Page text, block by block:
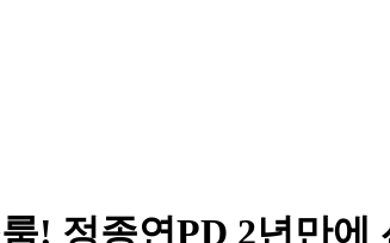
! 정종연PD 2년만에